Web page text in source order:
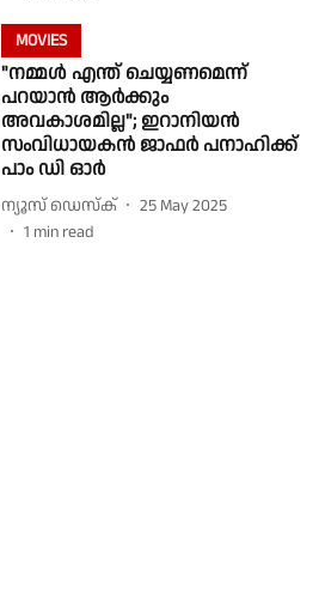
MOVIES
"നമ്മൾ എന്ത് ചെയ്യണമെന്ന്
പറയാൻ ആർക്കും
അവകാശമില്ല"; ഇറാനിയന്‍
സംവിധായകന്‍ ജാഫർ പനാഹിക്ക്
പാം ഡി ഓർ
ന്യൂസ് ഡെസ്ക്
25 May 2025
1 min read